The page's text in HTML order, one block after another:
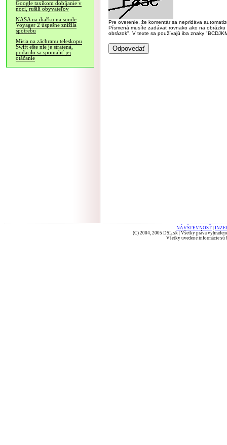
Google taxíkom dobíjanie v
noci, rušili obyvateľov
NASA na diaľku na sonde
Voyager 2 úspešne znížila
spotrebu
Misia na záchranu teleskopu
Swift ešte nie je stratená,
podarilo sa spomaliť jej
otáčanie
Pre overenie, že komentár sa nepridáva
Písmená musíte zadávať rovnako ako na
obrázok". V texte sa používajú iba znaky
NÁVŠTEVNOSŤ
(C) 2004, 2005 DSL.sk | Všetky práva
Všetky uvedené informácie sú